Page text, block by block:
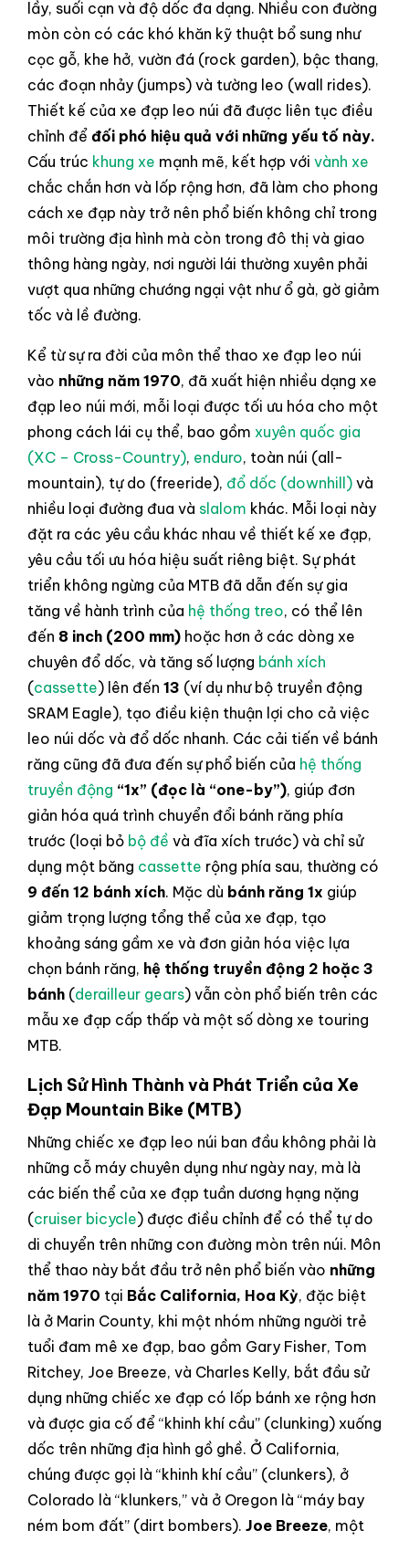
lầy, suối cạn và độ dốc đa dạng. Nhiều con đường
mòn còn có các khó khăn kỹ thuật bổ sung như
cọc gỗ, khe hở, vườn đá (rock garden), bậc thang,
các đoạn nhảy (jumps) và tường leo (wall rides).
Thiết kế của xe đạp leo núi đã được liên tục điều
chỉnh để đối phó hiệu quả với những yếu tố này.
Cấu trúc khung xe mạnh mẽ, kết hợp với vành xe
chắc chắn hơn và lốp rộng hơn, đã làm cho phong
cách xe đạp này trở nên phổ biến không chỉ trong
môi trường địa hình mà còn trong đô thị và giao
thông hàng ngày, nơi người lái thường xuyên phải
vượt qua những chướng ngại vật như ổ gà, gờ giảm
tốc và lề đường.
Kể từ sự ra đời của môn thể thao xe đạp leo núi
vào những năm 1970, đã xuất hiện nhiều dạng xe
đạp leo núi mới, mỗi loại được tối ưu hóa cho một
phong cách lái cụ thể, bao gồm xuyên quốc gia
(XC – Cross-Country), enduro, toàn núi (all-
mountain), tự do (freeride), đổ dốc (downhill) và
nhiều loại đường đua và slalom khác. Mỗi loại này
đặt ra các yêu cầu khác nhau về thiết kế xe đạp,
yêu cầu tối ưu hóa hiệu suất riêng biệt. Sự phát
triển không ngừng của MTB đã dẫn đến sự gia
tăng về hành trình của hệ thống treo, có thể lên
đến 8 inch (200 mm) hoặc hơn ở các dòng xe
chuyên đổ dốc, và tăng số lượng bánh xích
(cassette) lên đến 13 (ví dụ như bộ truyền động
SRAM Eagle), tạo điều kiện thuận lợi cho cả việc
leo núi dốc và đổ dốc nhanh. Các cải tiến về bánh
răng cũng đã đưa đến sự phổ biến của hệ thống
truyền động “1x” (đọc là “one-by”), giúp đơn
giản hóa quá trình chuyển đổi bánh răng phía
trước (loại bỏ bộ đề và đĩa xích trước) và chỉ sử
dụng một băng cassette rộng phía sau, thường có
9 đến 12 bánh xích. Mặc dù bánh răng 1x giúp
giảm trọng lượng tổng thể của xe đạp, tạo
khoảng sáng gầm xe và đơn giản hóa việc lựa
chọn bánh răng, hệ thống truyền động 2 hoặc 3
bánh (derailleur gears) vẫn còn phổ biến trên các
mẫu xe đạp cấp thấp và một số dòng xe touring
MTB.
Lịch Sử Hình Thành và Phát Triển của Xe
Đạp Mountain Bike (MTB)
Những chiếc xe đạp leo núi ban đầu không phải là
những cỗ máy chuyên dụng như ngày nay, mà là
các biến thể của xe đạp tuần dương hạng nặng
(cruiser bicycle) được điều chỉnh để có thể tự do
di chuyển trên những con đường mòn trên núi. Môn
thể thao này bắt đầu trở nên phổ biến vào những
năm 1970 tại Bắc California, Hoa Kỳ, đặc biệt
là ở Marin County, khi một nhóm những người trẻ
tuổi đam mê xe đạp, bao gồm Gary Fisher, Tom
Ritchey, Joe Breeze, và Charles Kelly, bắt đầu sử
dụng những chiếc xe đạp có lốp bánh xe rộng hơn
và được gia cố để “khinh khí cầu” (clunking) xuống
dốc trên những địa hình gồ ghề. Ở California,
chúng được gọi là “khinh khí cầu” (clunkers), ở
Colorado là “klunkers,” và ở Oregon là “máy bay
ném bom đất” (dirt bombers). Joe Breeze, một